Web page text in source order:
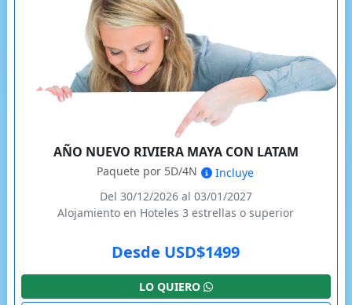
AÑO NUEVO RIVIERA MAYA CON LATAM
Paquete por 5D/4N
Incluye
Del 30/12/2026 al 03/01/2027
Alojamiento en Hoteles 3 estrellas o superior
Desde USD$1499
LO QUIERO